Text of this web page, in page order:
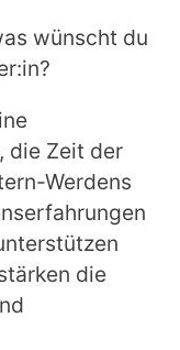
wünscht du
die Zeit der
Werdens
die